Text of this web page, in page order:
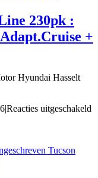
230pk :
+
Hyundai Hasselt
|Reacties uitgeschakeld
Tucson